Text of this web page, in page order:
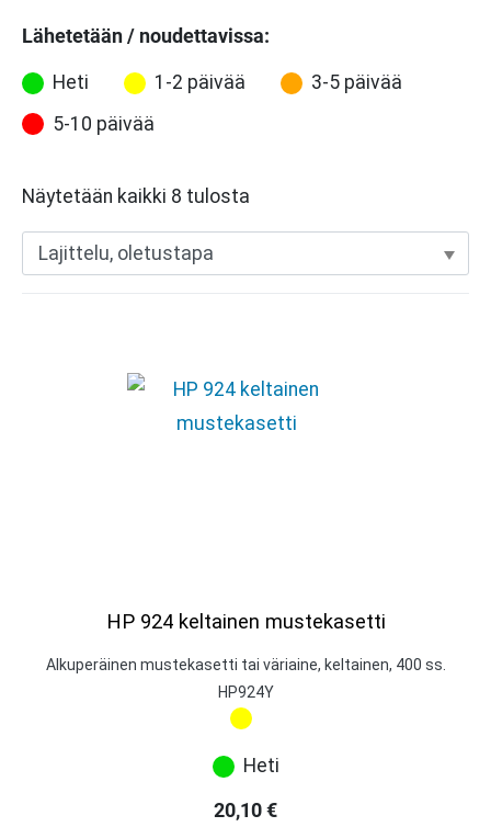
Lähetetään / noudettavissa:
Heti 1-2 päivää
3-5 päivää
5-10 päivää
Näytetään kaikki 8 tulosta
HP 924 keltainen mustekasetti
Alkuperäinen mustekasetti tai väriaine, keltainen, 400 ss.
HP924Y
Heti
20,10€